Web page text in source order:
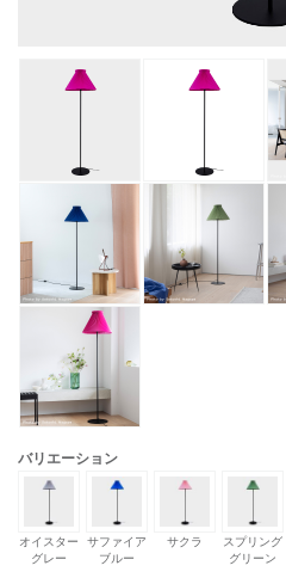
バリエーション
オイスター
グレー
サファイア
ブルー
サクラ
スプリング
グリーン